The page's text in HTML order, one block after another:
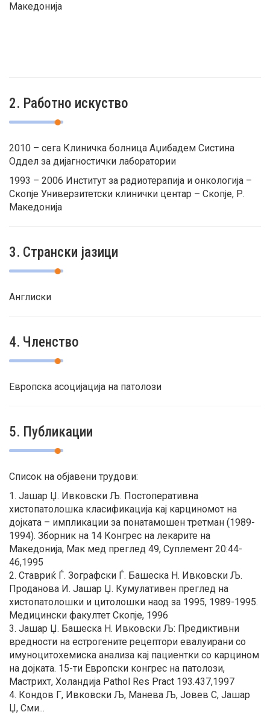
Македонија
2. Работно искуство
2010 – сега Клиничка болница Аџибадем Систина
Оддел за дијагностички лаборатории
1993 – 2006 Институт за радиотерапија и онкологија –
Скопје Универзитетски клинички центар – Скопје, Р.
Македонија
3. Странски јазици
Англиски
4. Членство
Европска асоцијација на патолози
5. Публикации
Список на објавени трудови:
1. Јашар Џ. Ивковски Љ. Постоперативна
хистопатолошка класификација кај карциномот на
дојката – импликации за понатамошен третман (1989-
1994). Зборник на 14 Конгрес на лекарите на
Македонија, Мак мед преглед 49, Суплемент 20:44-
46,1995
2. Ставриќ Ѓ. Зографски Ѓ. Башеска Н. Ивковски Љ.
Проданова И. Јашар Џ. Кумулативен преглед на
хистопатолошки и цитолошки наод за 1995, 1989-1995.
Медицински факултет Скопје, 1996
3. Јашар Џ. Башеска Н. Ивковски Љ: Предиктивни
вредности на естрогените рецептори евалуирани со
имуноцитохемиска анализа кај пациентки со карцином
на дојката. 15-ти Европски конгрес на патолози,
Мастрихт, Холандија Pathol Res Pract 193.437,1997
4. Кондов Г, Ивковски Љ, Манева Љ, Јовев С, Јашар
Џ, Сми...